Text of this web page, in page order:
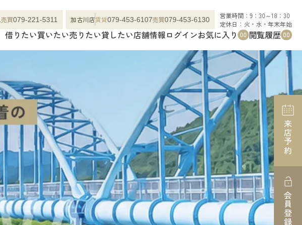
売買079-221-5311 加古川店賃貸079-453-6107売買079-453-6130
営業時間：9：30～18：30
定休日：火・水・年末年始
借りたい買いたい売りたい貸したい店舗情報ログインお気に入り 00 閲覧履歴 00
来店予約
会員登録